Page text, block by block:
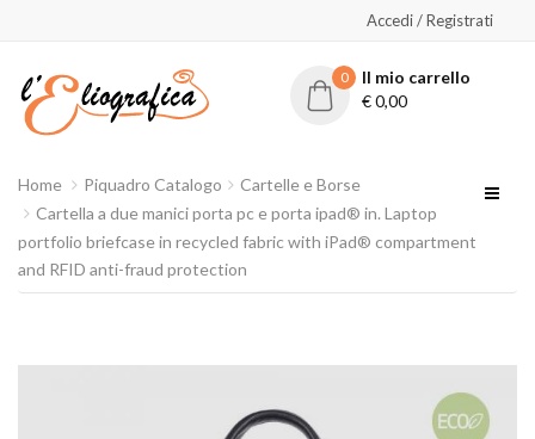
Accedi / Registrati
0
Il mio carrello
€0,00
Home Piquadro Catalogo
Cartelle e Borse
Cartella a due manici porta pc e porta ipad® in. Laptop
portfolio briefcase in recycled fabric with iPad® compartment
and RFID anti-fraud protection